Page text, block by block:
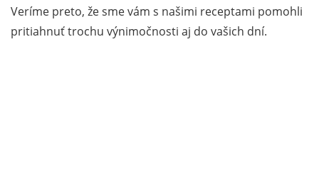
Veríme preto, že sme vám s našimi receptami pomohli
pritiahnuť trochu výnimočnosti aj do vašich dní.